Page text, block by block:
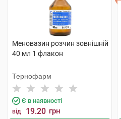
Меновазин розчин зовнішній
40 мл 1 флакон
Тернофарм
Є в наявності
від 19.20 грн